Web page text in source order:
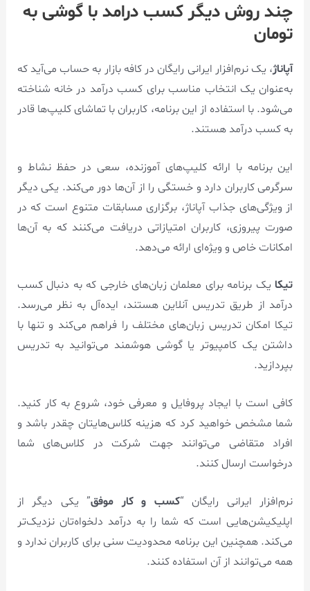
چند روش دیگر کسب درامد با گوشی به
تومان
آپاناژ، یک نرم‌افزار ایرانی رایگان در کافه بازار به حساب می‌آید که
به‌عنوان یک انتخاب مناسب برای کسب درآمد در خانه شناخته
می‌شود. با استفاده از این برنامه، کاربران با تماشای کلیپ‌ها قادر
به کسب درآمد هستند.
این برنامه با ارائه کلیپ‌های آموزنده، سعی در حفظ نشاط و
سرگرمی کاربران دارد و خستگی را از آن‌ها دور می‌کند. یکی دیگر
از ویژگی‌های جذاب آپاناژ، برگزاری مسابقات متنوع است که در
صورت پیروزی، کاربران امتیازاتی دریافت می‌کنند که به آن‌ها
امکانات خاص و ویژه‌ای ارائه می‌دهد.
تیکایک برنامه برای معلمان زبان‌های خارجی که به دنبال کسب
درآمد از طریق تدریس آنلاین هستند، ایده‌آل به نظر می‌رسد.
تیکا امکان تدریس زبان‌های مختلف را فراهم می‌کند و تنها با
داشتن یک کامپیوتر یا گوشی هوشمند می‌توانید به تدریس
بپردازید.
کافی است با ایجاد پروفایل و معرفی خود، شروع به کار کنید.
شما مشخص خواهید کرد که هزینه کلاس‌هایتان چقدر باشد و
افراد متقاضی می‌توانند جهت شرکت در کلاس‌های شما
درخواست ارسال کنند.
نرم‌افزار ایرانی رایگان “کسب و کار موفق” یکی دیگر از
اپلیکیشن‌هایی است که شما را به درآمد دلخواه‌تان نزدیک‌تر
می‌کند. همچنین این برنامه محدودیت سنی برای کاربران ندارد و
همه می‌توانند از آن استفاده کنند.